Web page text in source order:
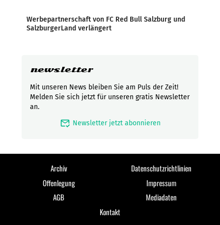
Werbepartnerschaft von FC Red Bull Salzburg und
SalzburgerLand verlängert
newsletter
Mit unseren News bleiben Sie am Puls der Zeit!
Melden Sie sich jetzt für unseren gratis Newsletter
an.
mark_email_read Newsletter jetzt abonnieren
Archiv
Datenschutzrichtlinien
Offenlegung
Impressum
AGB
Mediadaten
Kontakt